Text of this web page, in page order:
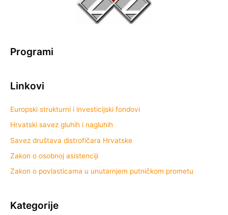
Programi
Linkovi
Europski strukturni i investicijski fondovi
Hrvatski savez gluhih i nagluhih
Savez društava distrofičara Hrvatske
Zakon o osobnoj asistenciji
Zakon o povlasticama u unutarnjem putničkom prometu
Kategorije